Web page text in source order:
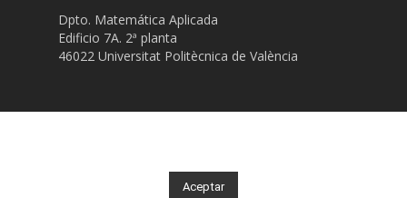
Dpto. Matemática Aplicada
Edificio 7A. 2ª planta
46022 Universitat Politècnica de València
© 2019 Madphy. Todos los derechos reservados.
Aceptar